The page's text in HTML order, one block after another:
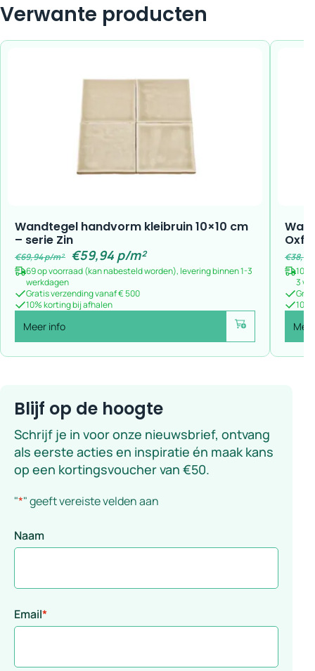
Verwante producten
Wandtegel handvorm kleibruin 10×10 cm
– serie Zin
€69,94p/m² €59,94 p/m²
69 op voorraad (kan nabesteld worden), levering binnen 1-3
werkdagen
Gratis verzending vanaf € 500
10% korting bij afhalen
Meer info Voeg toe
€38,59
108
3
Blijf op de hoogte
Schrijf je in voor onze nieuwsbrief, ontvang
als eerste acties en inspiratie én maak kans
op een kortingsvoucher van €50.
"*" geeft vereiste velden aan
Naam
Email*